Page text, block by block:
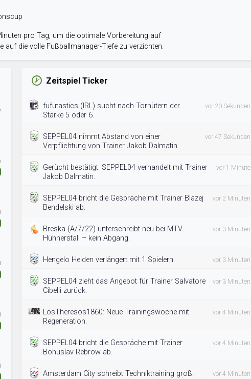
pro Tag, um die optimale Vorbereitung auf
die volle Fußballmanager-Tiefe zu verzichten.
Zeitspiel Ticker
fufutastics (IRL) sucht nach Torhütern der
Stärke 5 oder 6.
vor 20 Sekunden
SEPPEL04 nimmt Abstand von einer
Verpflichtung von Trainer Jakob Dalmatin.
vor 47 Sekunden
Gerücht bestätigt: SEPPEL04 verhandelt mit Trainer
Jakob Dalmatin.
vor 1 Minute
SEPPEL04 bricht die Gespräche mit Trainer Blazej
Bendelski ab.
vor 2 Minuten
Breska (A/7/22) unterschreibt neu bei MTV
Hühnerstall – kein Abgang.
vor 3 Minuten
Hengelo Helden verlängert mit 1 Spielern. vor 3 Minuten
SEPPEL04 zieht das Angebot für Trainer Salvatore
Cibelli zurück.
vor 3 Minuten
LosTheresos1860: Neue Trainingswoche mit
Regeneration.
vor 4 Minuten
SEPPEL04 bricht die Gespräche mit Trainer
Bohuslav Rebrow ab.
vor 4 Minuten
Amsterdam City schreibt Techniktraining groß. vor 4 Minuten